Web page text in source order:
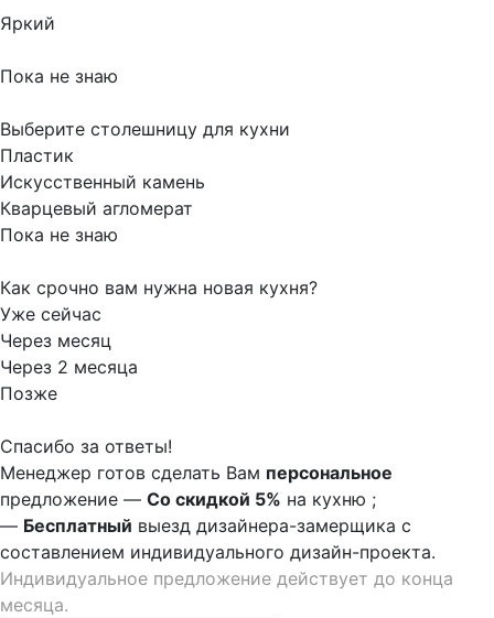
Яркий
Пока не знаю
Выберите столешницу для кухни
Пластик
Искусственный камень
Кварцевый агломерат
Пока не знаю
Как срочно вам нужна новая кухня?
Уже сейчас
Через месяц
Через 2 месяца
Позже
Спасибо за ответы!
Менеджер готов сделать Вам персональное
предложение — Со скидкой 5% на кухню ;
— Бесплатный выезд дизайнера-замерщика с
составлением индивидуального дизайн-проекта.
Индивидуальное предложение действует до конца
месяца.